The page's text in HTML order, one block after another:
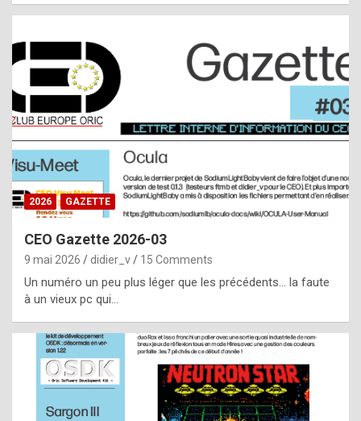
t
s
t
a
s
i
e
f
o
m
m
a
2026 GAZETTE
CEO Gazette 2026-03
9 mai 2026 didier_v 15 Comments
Un numéro un peu plus léger que les précédents… la faute
à un vieux pc qui…